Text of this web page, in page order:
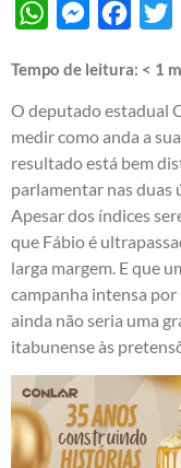
WhatsAppMessenger
Tempo de leitura: < 1
O deputado estadual
medir como anda a
resultado está bem
parlamentar nas duas
Apesar dos índices
que Fábio é
larga margem. E que
campanha intensa por
ainda não seria uma
itabunense às